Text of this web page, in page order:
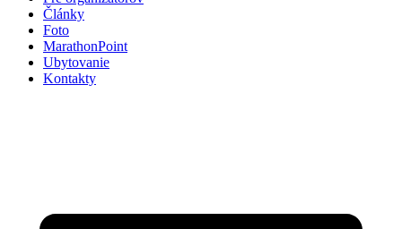
Články
Foto
MarathonPoint
Ubytovanie
Kontakty